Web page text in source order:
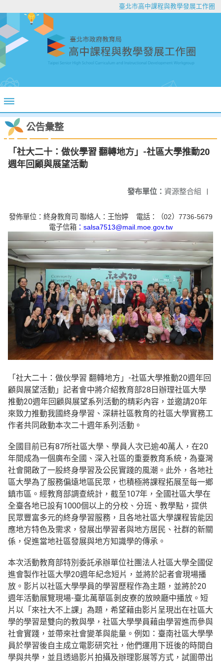
臺北市高中課程與教學發展工作圈
公告彙整
「社大二十：做伙學習 翻轉地方」-社區大學推動20
週年回顧與展望活動
發布單位： 資源整合組 |
發佈單位：終身教育司 聯絡人：王怡婷 電話：（02）7736-5679
電子信箱：salsa7513@mail.moe.gov.tw
「社大二十：做伙學習 翻轉地方」-社區大學推動20週年回
顧與展望活動」記者會中將介紹教育部28日辦理社區大學
推動20週年回顧與展望系列活動的精彩內容，並邀請20年
來致力推動我國終身學習、深耕社區教育的社區大學實務工
作者共同啟動本次二十週年系列活動。
全國目前已有87所社區大學、學員人次已逾40萬人，在20
年間成為一個廣布全國、深入社區的重要教育系統，為臺灣
社會開啟了一股終身學習及公民實踐的風潮。此外，各地社
區大學為了服務偏遠地區民眾，也積極將課程拓展至每一鄉
鎮市區。經教育部調查統計，截至107年，全國社區大學在
全臺各地已設有1000個以上的分校、分班、教學點，提供
民眾豐富多元的終身學習服務，且各地社區大學課程皆能因
應地方特色及需求，發展出學習者與地方居民、社群的新關
係，促進當地社區發展與地方知識學的傳承。
本次活動教育部特別委託承辦單位社團法人社區大學全國促
進會製作社區大學20週年紀念短片，並將於記者會現場播
放。影片以社區大學學員的學習歷程作為主題，並將於20
週年活動展覽現場-臺北萬華區剝皮寮的放映廳中播放。短
片以「來社大不上課」為題，希望藉由影片呈現出在社區大
學的學習是雙向的教與學，社區大學學員藉由學習進而參與
社會實踐，並帶來社會變革與能量。例如：臺南社區大學學
員於學習後自主成立電影研究社，他們運用下班後的時間自
學與共學，並且透過影片拍攝及辦理影展等方式，試圖帶出